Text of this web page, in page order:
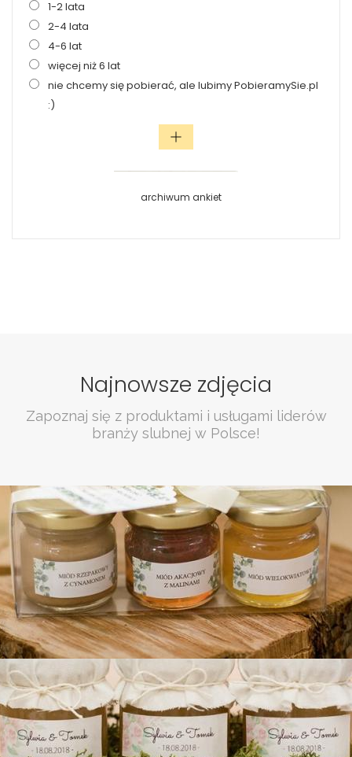
1-2 lata
2-4 lata
4-6 lat
więcej niż 6 lat
nie chcemy się pobierać, ale lubimy PobieramySie.pl
:)
archiwum ankiet
Najnowsze zdjęcia
Zapoznaj się z produktami i usługami liderów
branży slubnej w Polsce!